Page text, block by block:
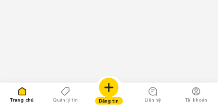
Trang chủ Quản lý tin Đăng tin Liên hệ Tài khoản